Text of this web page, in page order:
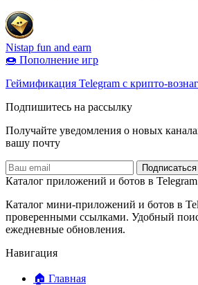
Nistap fun and earn
🍩 Пополнение игр
Геймификация Telegram с крипто-
Подпишитесь на рассылку
Получайте уведомления о новых
вашу почту
Подписаться
Каталог приложений и ботов в Telegram
Каталог мини-приложений и ботов в
проверенными ссылками. Удобный
ежедневные обновления.
Навигация
🏠 Главная